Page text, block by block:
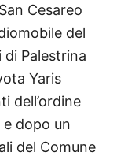
Cesareo
del
Palestrina
Yaris
dell’ordine
e dopo un
del Comune